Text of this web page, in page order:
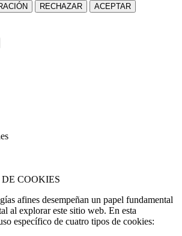
COOKIES
afines desempeñan un papel fundamental
al explorar este sitio web. En esta
específico de cuatro tipos de cookies:
RECHAZAR ACEPTAR